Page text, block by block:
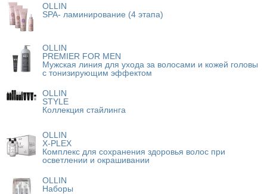
OLLIN
SPA- ламинирование (4 этапа)
OLLIN
PREMIER FOR MEN
Мужская линия для ухода за волосами и кожей головы
с тонизирующим эффектом
OLLIN
STYLE
Коллекция стайлинга
OLLIN
X-PLEX
Комплекс для сохранения здоровья волос при
осветлении и окрашивании
OLLIN
Наборы